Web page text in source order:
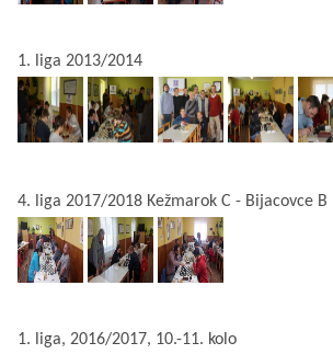
1. liga 2013/2014
4. liga 2017/2018 Kežmarok C - Bijacovce B
1. liga, 2016/2017, 10.-11. kolo